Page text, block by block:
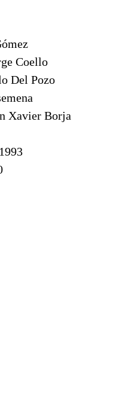
Coello
Del Pozo
Xavier Borja